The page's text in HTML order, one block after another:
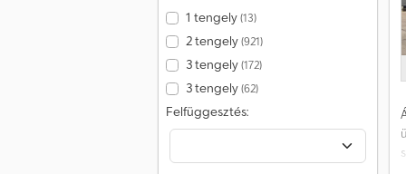
1 tengely(13)
2 tengely(921)
3 tengely(172)
3 tengely(62)
Felfüggesztés: